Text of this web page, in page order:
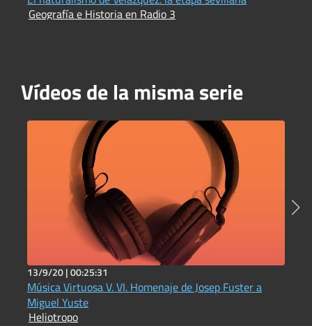
Geografía e Historia en Radio 3
Vídeos de la misma serie
13/9/20 |00:25:31
Música Virtuosa V. VI. Homenaje de Josep Fuster a
Miguel Yuste
Heliotropo